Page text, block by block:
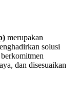
merupakan
solusi
dan disesuaikan